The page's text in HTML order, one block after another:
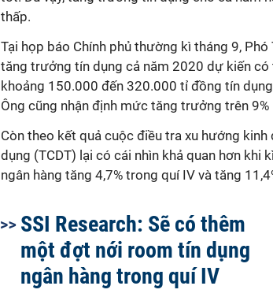
thấp.
Tại họp báo Chính phủ thường kì tháng 9,
tăng trưởng tín dụng cả năm 2020 dự kiến
khoảng 150.000 đến 320.000 tỉ đồng tín
Ông cũng nhận định mức tăng trưởng trên 9%
Còn theo kết quả cuộc điều tra xu hướng
dụng (TCDT) lại có cái nhìn khả quan hơn khi
ngân hàng tăng 4,7% trong quí IV và tăng
SSI Research: Sẽ có thêm
một đợt nới room tín dụng
ngân hàng trong quí IV